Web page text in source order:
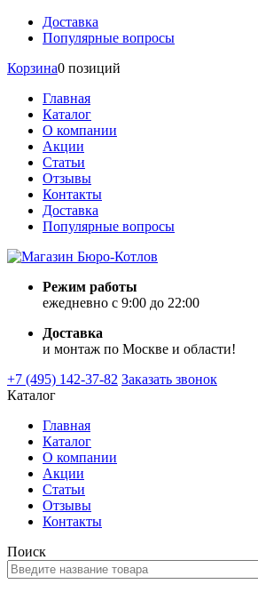
Доставка
Популярные вопросы
Корзина0 позиций
Главная
Каталог
О компании
Акции
Статьи
Отзывы
Контакты
Доставка
Популярные вопросы
Режим работы
ежедневно с 9:00 до 22:00
Доставка
и монтаж по Москве и области!
+7 (495) 142-37-82 Заказать звонок
Каталог
Главная
Каталог
О компании
Акции
Статьи
Отзывы
Контакты
Поиск